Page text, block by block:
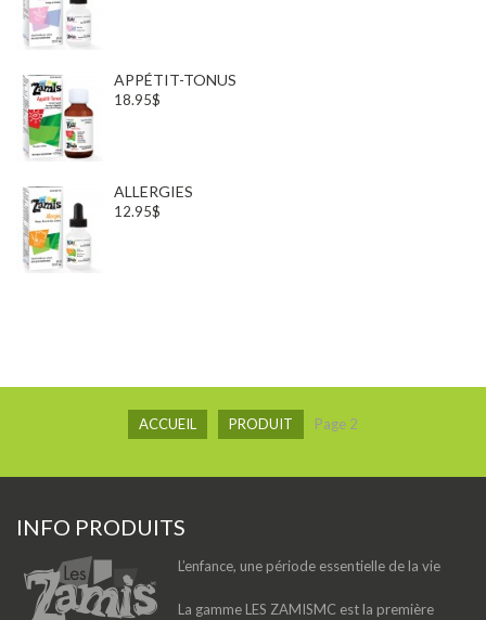
APPÉTIT-TONUS
18.95$
ALLERGIES
12.95$
ACCUEIL PRODUIT Page 2
INFO PRODUITS
L’enfance, une période essentielle de la vie
La gamme LES ZAMISMC est la première